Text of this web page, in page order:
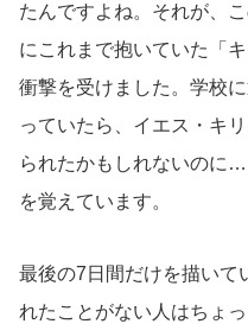
たんですよね。それが、
にこれまで抱いていた「
衝撃を受けました。学校
っていたら、イエス・キ
られたかもしれないのに
を覚えています。
最後の7日間だけを描いて
れたことがない人はちょ